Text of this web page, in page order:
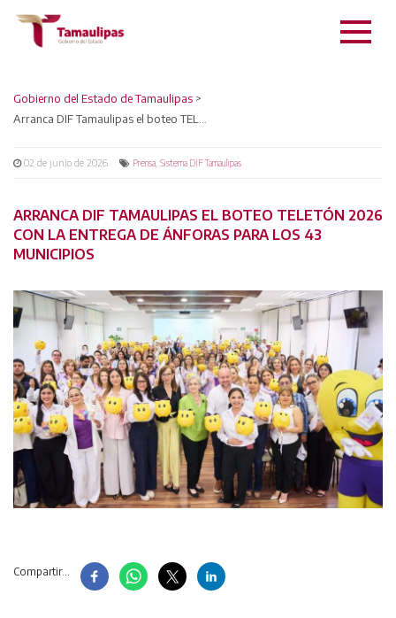
Gobierno del Estado de Tamaulipas >
02 de junio de 2026 Prensa Sistema DIF Tamaulipas
ARRANCA DIF TAMAULIPAS EL BOTEO TELETÓN 2026
CON LA ENTREGA DE ÁNFORAS PARA LOS 43
MUNICIPIOS
Compartir...